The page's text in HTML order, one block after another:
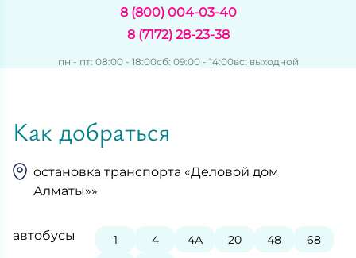
8 (800) 004-03-40
8 (7172) 28-23-38
пн - пт: 08:00 - 18:00сб: 09:00 - 14:00вс: выходной
Как добраться
остановка транспорта «Деловой дом
Алматы»»
автобусы 1 4 4А 20 48
68